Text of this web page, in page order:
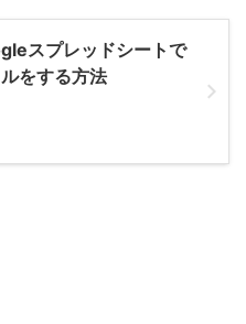
スプレッドシートで
をする方法